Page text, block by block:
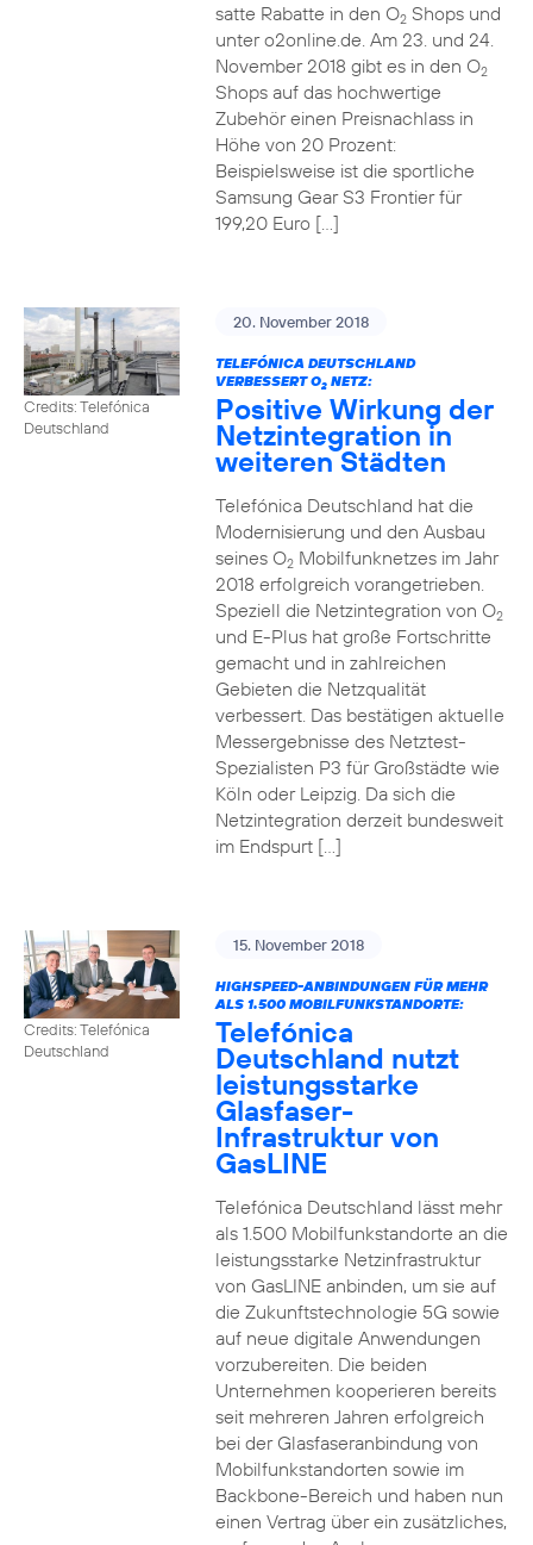
satte Rabatte in den O2Shops und
unter o2online.de. Am 23. und 24.
November 2018 gibt es in den O2
Shops auf das hochwertige
Zubehör einen Preisnachlass in
Höhe von 20 Prozent:
Beispielsweise ist die sportliche
Samsung Gear S3 Frontier für
199,20 Euro […]
Credits: Telefónica
Deutschland
20. November 2018
TELEFÓNICA DEUTSCHLAND
VERBESSERT O2NETZ:
Positive Wirkung der
Netzintegration in
weiteren Städten
Telefónica Deutschland hat die
Modernisierung und den Ausbau
seines O2Mobilfunknetzes im Jahr
2018 erfolgreich vorangetrieben.
Speziell die Netzintegration von O2
und E-Plus hat große Fortschritte
gemacht und in zahlreichen
Gebieten die Netzqualität
verbessert. Das bestätigen aktuelle
Messergebnisse des Netztest-
Spezialisten P3 für Großstädte wie
Köln oder Leipzig. Da sich die
Netzintegration derzeit bundesweit
im Endspurt […]
Credits: Telefónica
Deutschland
15. November 2018
HIGHSPEED-ANBINDUNGEN FÜR MEHR
ALS 1.500 MOBILFUNKSTANDORTE:
Telefónica
Deutschland nutzt
leistungsstarke
Glasfaser-
Infrastruktur von
GasLINE
Telefónica Deutschland lässt mehr
als 1.500 Mobilfunkstandorte an die
leistungsstarke Netzinfrastruktur
von GasLINE anbinden, um sie auf
die Zukunftstechnologie 5G sowie
auf neue digitale Anwendungen
vorzubereiten. Die beiden
Unternehmen kooperieren bereits
seit mehreren Jahren erfolgreich
bei der Glasfaseranbindung von
Mobilfunkstandorten sowie im
Backbone-Bereich und haben nun
einen Vertrag über ein zusätzliches,